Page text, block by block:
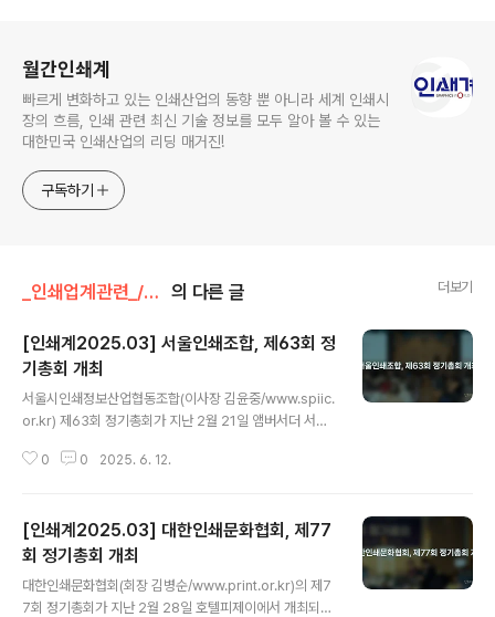
월간인쇄계
빠르게 변화하고 있는 인쇄산업의 동향 뿐 아니라 세계 인쇄시
장의 흐름, 인쇄 관련 최신 기술 정보를 모두 알아 볼 수 있는
대한민국 인쇄산업의 리딩 매거진!
구독하기
_인쇄업계관련_/인쇄단체 및 학회 의 다른 글 더보기
[인쇄계2025.03] 서울인쇄조합, 제63회 정
기총회 개최
서울시인쇄정보산업협동조합(이사장 김윤중/www.spiic.
or.kr) 제63회 정기총회가 지난 2월 21일 앰버서더 서울
박승찬 본부장, 대한인쇄정보산업협동조합연합회 박래수
정보산업협동조합연합회 24대 회장으로 취임하는 ㈜투
데이아트 박장선 회장, 서울인쇄조합 김남수 전 이사장, 대
한인쇄정보산업협동조합연합회 이충원 명예회장, 고수곤
전 회장, 대한그래픽기술협회 김진배 전 회장 등 인쇄업계
0 0 2025. 6. 12.
[인쇄계2025.03] 대한인쇄문화협회, 제77
회 정기총회 개최
대한인쇄문화협회(회장 김병순/www.print.or.kr)의 제7
7회 정기총회가 지난 2월 28일 호텔피제이에서 개최되었